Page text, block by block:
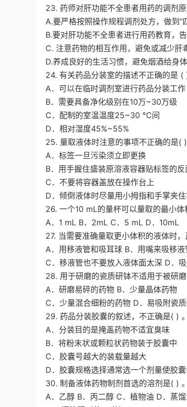
23. 药师对肝功能不全患者用药的调剂原
A.要严格按照操作规程调剂处方，做到“
B.要对肝功能不全患者进行用药教育，
C. 注意药物的相互作用，避免或减少肝
D.养成良好的生活习惯，避免烟酒给身
24. 有关药品分装室的描述不正确的是 ( )
A．可以在临时调剂室进行药品分装工作
B．需要具备净化级别在10万~30万级
C．配制的室温温度25~30 ℃间
D．相对湿度45%~55%
25. 量取液体时注意的事项不正确的是( )
A．标签一旦污染须立即更换
B．用手握住盛装原溶液容器贴标签的
C．不要将容器盖放在操作台上
D．倾倒液体时尽量用小拇指和手掌夹
26. 一个10 mL的量杯可以量取的最小体
A．1 mL B．2mL C．5 mL D．10mL
27. 当需要准确量取更小体积的液体时，
A．用移液管和吸耳球 B．用嘴来吸移液
C．移液管也不要放入液体面太深 D．
28. 用于研磨的瓷质研钵不适用于被研
A．研磨易碎的药物 B．少量晶体药物
C．少量混合细粉的药物 D．易吸附瓷
29. 药品分装胶囊的叙述，不正确是( ) 。
A．分装目的是掩盖药物不适宜臭味
B．将粉末状或颗粒状药物装于胶囊中
C．胶囊号越大的装载量越大
D．胶囊规格选择通常选一个剂量使胶
30. 制备液体药物制剂首选的溶剂是( ) 。
A．乙醇 B．丙二醇 C．植物油 D．蒸